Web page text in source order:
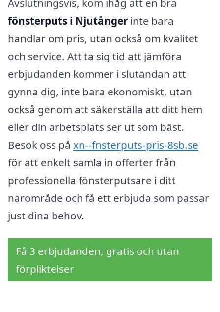
Avslutningsvis, kom ihåg att en bra
fönsterputs i Njutånger inte bara
handlar om pris, utan också om kvalitet
och service. Att ta sig tid att jämföra
erbjudanden kommer i slutändan att
gynna dig, inte bara ekonomiskt, utan
också genom att säkerställa att ditt hem
eller din arbetsplats ser ut som bäst.
Besök oss på xn--fnsterputs-pris-8sb.se
för att enkelt samla in offerter från
professionella fönsterputsare i ditt
närområde och få ett erbjuda som passar
just dina behov.
Få 3 erbjudanden, gratis och utan
förpliktelser